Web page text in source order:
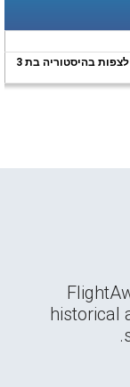
משתמשים רשומים (הרישום הוא קל ובחינם!) יכולים לצפות בהיסטוריה בת 3
historical